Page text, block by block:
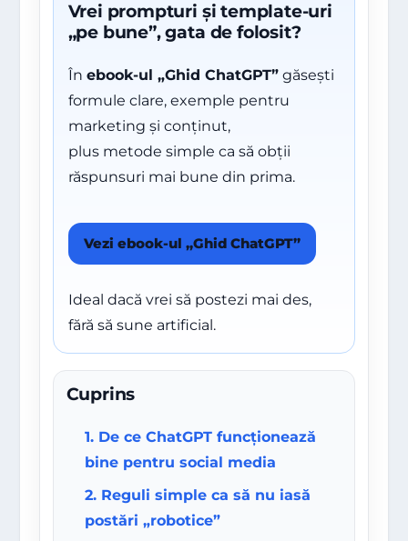
Vrei prompturi și template-uri
„pe bune”, gata de folosit?
În ebook-ul „Ghid ChatGPT”găsești
formule clare, exemple pentru
marketing și conținut,
plus metode simple ca să obții
răspunsuri mai bune din prima.
Vezi ebook-ul „Ghid ChatGPT”
Ideal dacă vrei să postezi mai des,
fără să sune artificial.
Cuprins
1. De ce ChatGPT funcționează
bine pentru social media
2. Reguli simple ca să nu iasă
postări „robotice”